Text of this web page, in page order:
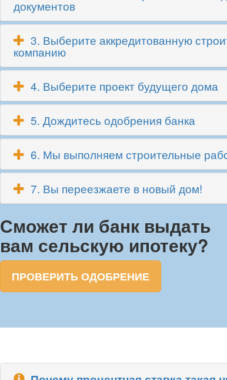
документов
3. Выберите аккредитованную
компанию
4. Выберите проект будущего дома
5. Дождитесь одобрения банка
6. Мы выполняем строительные
7. Вы переезжаете в новый дом!
Сможет ли банк выдать
вам сельскую ипотеку?
ПРОВЕРИТЬ ОДОБРЕНИЕ